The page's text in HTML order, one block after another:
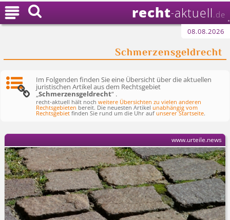
recht-aktuell .de
08.08.2026
Schmerzensgeldrecht

Im Folgenden finden Sie eine Übersicht über die aktuellen
juristischen Artikel aus dem Rechtsgebiet
„Schmerzensgeldrecht“ .
recht-aktuell hält nochweitere Übersichten zu vielen anderen
Rechtsgebieten bereit. Die neuesten Artikelunabhängig vom
Rechtsgebiet finden Sie rund um die Uhr aufunserer Startseite.
www.urteile.news